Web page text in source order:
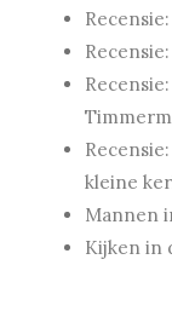
kleine
Mannen
Kijken in